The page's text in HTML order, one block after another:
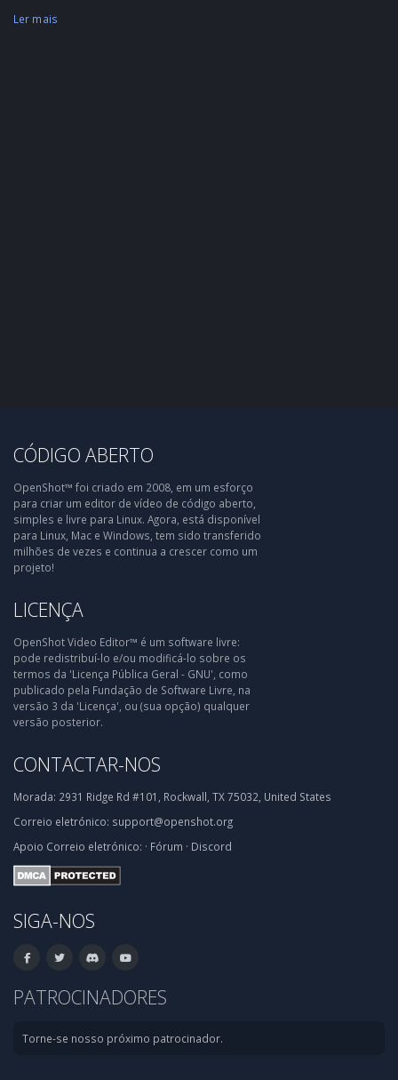
Ler mais
CÓDIGO ABERTO
OpenShot™ foi criado em 2008, em um esforço
para criar um editor de vídeo de código aberto,
simples e livre para Linux. Agora, está disponível
para Linux, Mac e Windows, tem sido transferido
milhões de vezes e continua a crescer como um
projeto!
LICENÇA
OpenShot Video Editor™ é um software livre:
pode redistribuí-lo e/ou modificá-lo sobre os
termos da 'Licença Pública Geral - GNU', como
publicado pela Fundação de Software Livre, na
versão 3 da 'Licença', ou (sua opção) qualquer
versão posterior.
CONTACTAR-NOS
Morada: 2931 Ridge Rd #101, Rockwall, TX 75032, United States
Correio eletrónico: support@openshot.org
Apoio Correio eletrónico: · Fórum · Discord
SIGA-NOS
PATROCINADORES
Torne-se nosso próximo patrocinador.